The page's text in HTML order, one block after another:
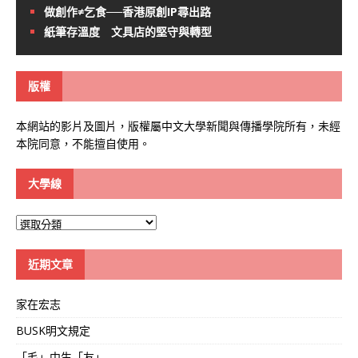
做創作≠乞食──香港原創IP尋出路
紙筆存溫度 文具店的堅守與轉型
版權
本網站的影片及圖片，版權屬中文大學新聞與傳播學院所有，未經
本院同意，不能擅自使用。
大學線
大
近期文章
家在宏志
BUSK明文規定